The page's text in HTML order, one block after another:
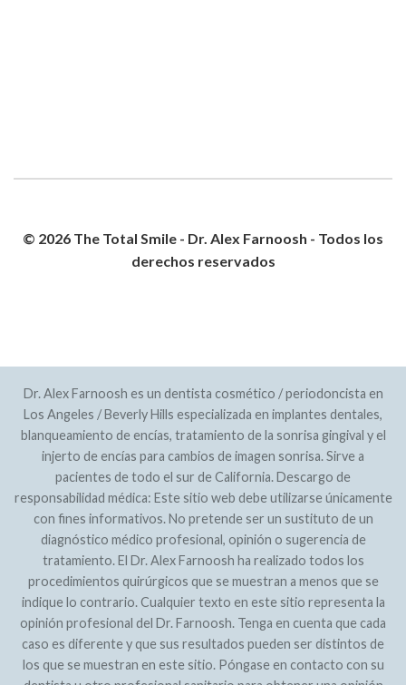
© 2026 The Total Smile - Dr. Alex Farnoosh - Todos los
derechos reservados
Dr. Alex Farnoosh es un dentista cosmético / periodoncista en
Los Angeles / Beverly Hills especializada en implantes dentales,
blanqueamiento de encías, tratamiento de la sonrisa gingival y el
injerto de encías para cambios de imagen sonrisa. Sirve a
pacientes de todo el sur de California. Descargo de
responsabilidad médica: Este sitio web debe utilizarse únicamente
con fines informativos. No pretende ser un sustituto de un
diagnóstico médico profesional, opinión o sugerencia de
tratamiento. El Dr. Alex Farnoosh ha realizado todos los
procedimientos quirúrgicos que se muestran a menos que se
indique lo contrario. Cualquier texto en este sitio representa la
opinión profesional del Dr. Farnoosh. Tenga en cuenta que cada
caso es diferente y que sus resultados pueden ser distintos de
los que se muestran en este sitio. Póngase en contacto con su